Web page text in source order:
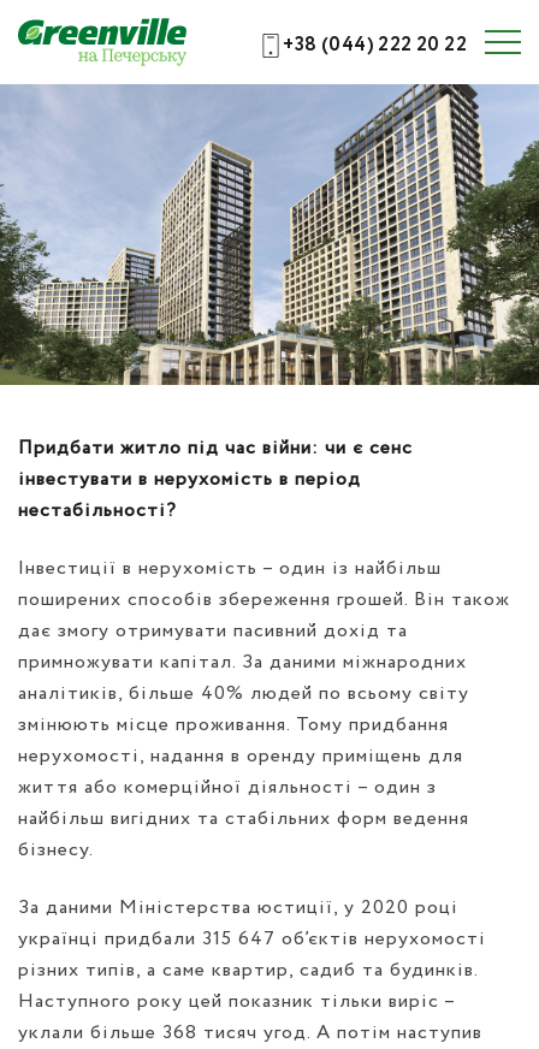
+38 (044) 222 20 22
Придбати житло під час війни: чи є сенс
інвестувати в нерухомість в період
нестабільності?
Інвестиції в нерухомість – один із найбільш
поширених способів збереження грошей. Він також
дає змогу отримувати пасивний дохід та
примножувати капітал. За даними міжнародних
аналітиків, більше 40% людей по всьому світу
змінюють місце проживання. Тому придбання
нерухомості, надання в оренду приміщень для
життя або комерційної діяльності – один з
найбільш вигідних та стабільних форм ведення
бізнесу.
За даними Міністерства юстиції, у 2020 році
українці придбали 315 647 об’єктів нерухомості
різних типів, а саме квартир, садиб та будинків.
Наступного року цей показник тільки виріс –
уклали більше 368 тисяч угод. А потім наступив